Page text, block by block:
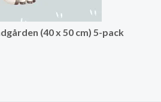
(40 x 50 cm) 5-pack